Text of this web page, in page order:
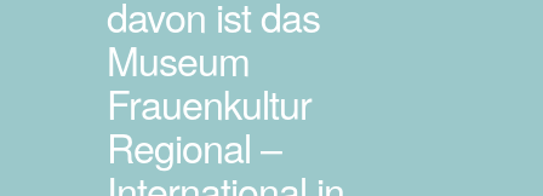
davon ist das
Museum
Frauenkultur
Regional –